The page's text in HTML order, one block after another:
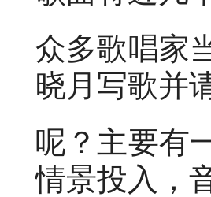
众多歌唱家
晓月写歌并
呢？主要有
情景投入，